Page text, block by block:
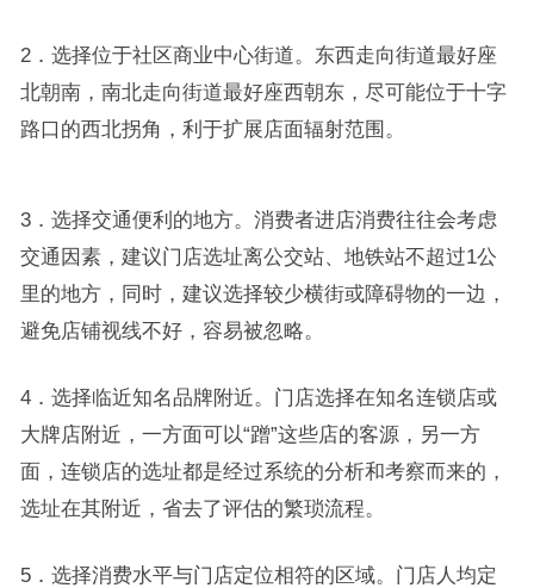
2．选择位于社区商业中心街道。东西走向街道最好座
北朝南，南北走向街道最好座西朝东，尽可能位于十字
路口的西北拐角，利于扩展店面辐射范围。
3．选择交通便利的地方。消费者进店消费往往会考虑
交通因素，建议门店选址离公交站、地铁站不超过1公
里的地方，同时，建议选择较少横街或障碍物的一边，
避免店铺视线不好，容易被忽略。
4．选择临近知名品牌附近。门店选择在知名连锁店或
大牌店附近，一方面可以“蹭”这些店的客源，另一方
面，连锁店的选址都是经过系统的分析和考察而来的，
选址在其附近，省去了评估的繁琐流程。
5．选择消费水平与门店定位相符的区域。门店人均定